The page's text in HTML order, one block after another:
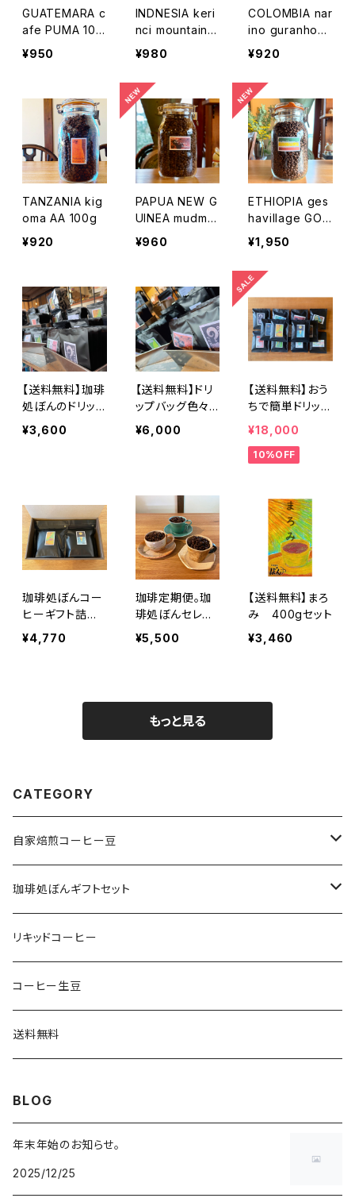
GUATEMARA c
afe PUMA 100
g
¥950
INDNESIA keri
nci mountain 1
00g
¥980
COLOMBIA nar
ino guranhoya
SUP 100g
¥920
TANZANIA kig
oma AA 100g
¥920
PAPUA NEW G
UINEA mudma
n 100g
¥960
ETHIOPIA ges
havillage GOR
IGESHA 100g
¥1,950
【送料無料】珈琲
処ぼんのドリップ
バッグ全種セット
¥3,600
【送料無料】ドリ
ップバッグ色々3
0個セット
¥6,000
【送料無料】おう
ちで簡単ドリップ
バッグ100個セッ
¥18,000
10%OFF
珈琲処ぼんコー
ヒーギフト詰め
合わせ（まろみと
深まめ）
¥4,770
珈琲定期便。珈
琲処ぼんセレク
トの200gを３種
¥5,500
【送料無料】まろ
み 400gセット
¥3,460
もっと見る
CATEGORY
自家焙煎コーヒー豆
珈琲処ぼんオリジナルブレンド
スペシャルティコーヒー
オリジナルブレンド
珈琲処ぼんセレクト
400gまとめてセット
珈琲処ぼんギフトセット
coffee1056bon GIFT BOX
Tシャツ
スマホケース
リキッドコーヒー
コーヒー生豆
送料無料
BLOG
年末年始のお知らせ。
2025/12/25